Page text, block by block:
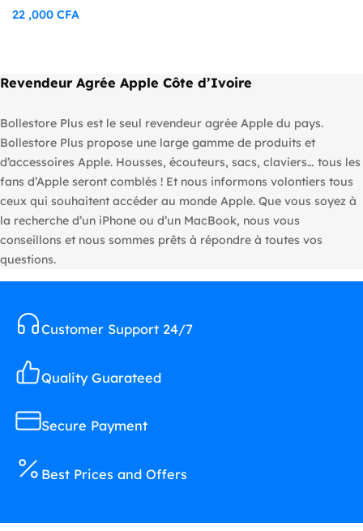
22 ,000 CFA
Revendeur Agrée Apple Côte d’Ivoire
Bollestore Plus est le seul revendeur agrée Apple du pays.
Bollestore Plus propose une large gamme de produits et
d’accessoires Apple. Housses, écouteurs, sacs, claviers… tous les
fans d’Apple seront comblés ! Et nous informons volontiers tous
ceux qui souhaitent accéder au monde Apple. Que vous soyez à
la recherche d’un iPhone ou d’un MacBook, nous vous
conseillons et nous sommes prêts à répondre à toutes vos
questions.
Customer Support 24/7
Quality Guarateed
Secure Payment
Best Prices and Offers